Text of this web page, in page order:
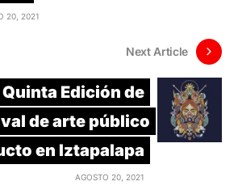
20, 2021
Next Article
Quinta Edición de
de arte público
en Iztapalapa
AGOSTO 20, 2021